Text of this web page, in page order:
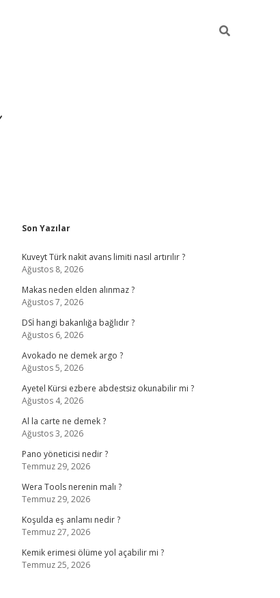
Sidebar
Son Yazılar
Kuveyt Türk nakit avans limiti nasıl artırılır ?
Ağustos 8, 2026
Makas neden elden alınmaz ?
Ağustos 7, 2026
DSİ hangi bakanlığa bağlıdır ?
Ağustos 6, 2026
Avokado ne demek argo ?
Ağustos 5, 2026
Ayetel Kürsi ezbere abdestsiz okunabilir mi ?
Ağustos 4, 2026
Al la carte ne demek ?
Ağustos 3, 2026
Pano yöneticisi nedir ?
Temmuz 29, 2026
Wera Tools nerenin malı ?
Temmuz 29, 2026
Koşulda eş anlamı nedir ?
Temmuz 27, 2026
Kemik erimesi ölüme yol açabilir mi ?
Temmuz 25, 2026